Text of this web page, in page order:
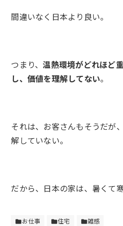
間違いなく日本より良い。
つまり、温熱環境がどれほど
し、価値を理解してない。
それは、お客さんもそうだが、
解していない。
だから、日本の家は、暑くて寒
folderお仕事 folder住宅 folder雑感